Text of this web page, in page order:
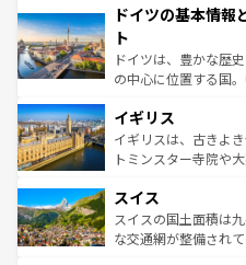
せる。地方によって
ンテンツ一覧 を参照
で、幅広い魅力が詰
聖堂、美しいビーチ
から魅了する。また
れ、フランス料理は
香り高いラベンダー
らに、パリ以外の地
も豊かな歴史と文化
を参照してほしい。
ドイツの基本情報
ト
ドイツは、豊かな歴
の中心に位置する国
顔を持つこの国は、
ルリンの文化的活気
してライン川沿いの
は、お酒好きな人にはぜひ
ドイツ情報はコンテ
イギリス
イギリスは、古きよ
トミンスター寺院や
リアごとに異なる魅
ティー、ビール好き
戦など、本場だから
スイス
スイスの国土面積は
な交通網が整備され